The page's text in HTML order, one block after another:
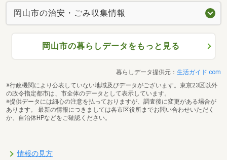
岡山市の治安・ごみ収集情報
岡山市の暮らしデータをもっと見る
暮らしデータ提供元： 生活ガイド.com
※行政機関により公表していない地域及びデータがございます。東京23区以外
の政令指定都市は、市全体のデータとして表示しています。
※提供データには細心の注意を払っておりますが、調査後に変更がある場合が
あります。 最新の情報につきましては各市区役所までお問い合わせいただく
か、自治体HPなどをご確認ください。
情報の見方